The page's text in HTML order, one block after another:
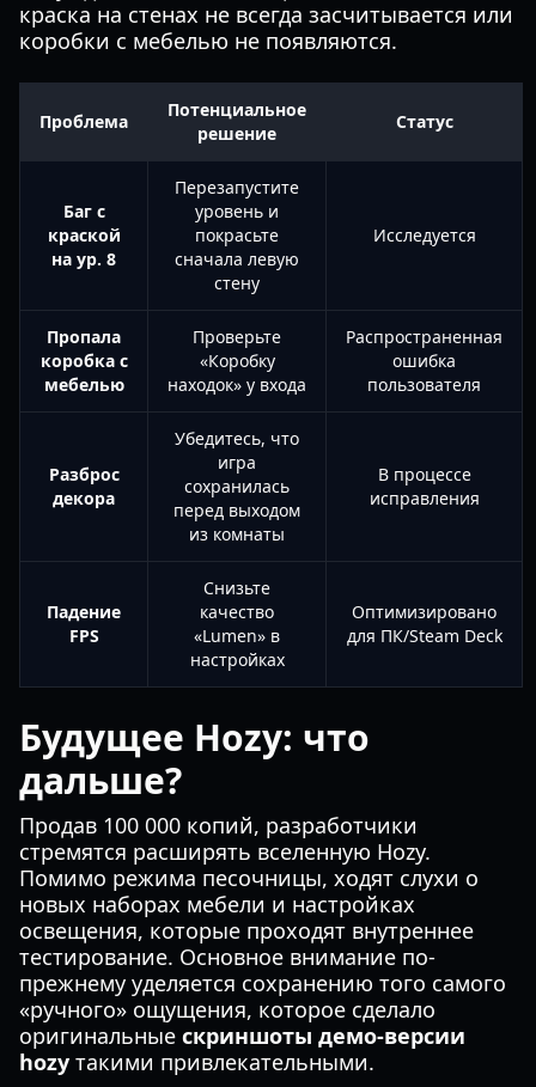
краска на стенах не всегда засчитывается или
коробки с мебелью не появляются.
Проблема
Потенциальное
решение
Статус
Баг с
краской
на ур. 8
Перезапустите
уровень и
покрасьте
сначала левую
стену
Исследуется
Пропала
коробка с
мебелью
Проверьте
«Коробку
находок» у входа
Распространенная
ошибка
пользователя
Разброс
декора
Убедитесь, что
игра
сохранилась
перед выходом
из комнаты
В процессе
исправления
Падение
FPS
Снизьте
качество
«Lumen» в
настройках
Оптимизировано
для ПК/Steam Deck
Будущее Hozy: что
дальше?
Продав 100 000 копий, разработчики
стремятся расширять вселенную Hozy.
Помимо режима песочницы, ходят слухи о
новых наборах мебели и настройках
освещения, которые проходят внутреннее
тестирование. Основное внимание по-
прежнему уделяется сохранению того самого
«ручного» ощущения, которое сделало
оригинальные скриншоты демо-версии
hozy такими привлекательными.